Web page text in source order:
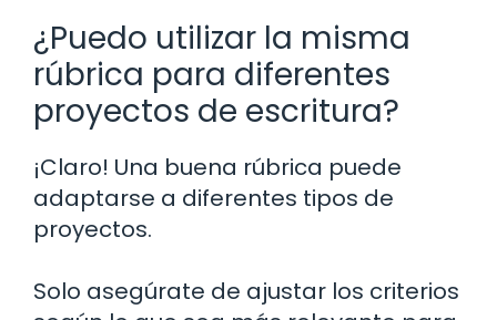
¿Puedo utilizar la misma
rúbrica para diferentes
proyectos de escritura?
¡Claro! Una buena rúbrica puede
adaptarse a diferentes tipos de
proyectos.
Solo asegúrate de ajustar los criterios